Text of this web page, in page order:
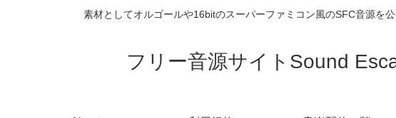
素材としてオルゴールや16bitのスーパーファミコン風のSFC音源を公
フリー音源サイトSound